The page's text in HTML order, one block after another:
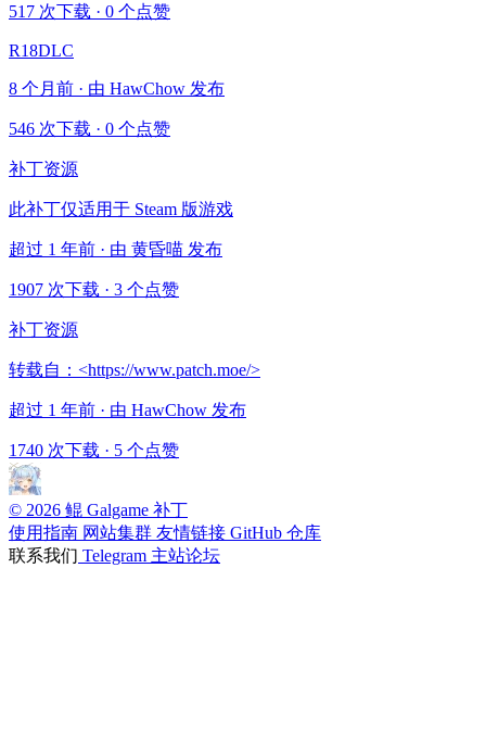
517 次下载 · 0 个点赞
R18DLC
8 个月前 · 由 HawChow 发布
546 次下载 · 0 个点赞
补丁资源
此补丁仅适用于 Steam 版游戏
超过 1 年前 · 由 黄昏喵 发布
1907 次下载 · 3 个点赞
补丁资源
转载自：<https://www.patch.moe/>
超过 1 年前 · 由 HawChow 发布
1740 次下载 · 5 个点赞
© 2026 鲲 Galgame 补丁
使用指南 网站集群 友情链接 GitHub 仓库
联系我们 Telegram 主站论坛